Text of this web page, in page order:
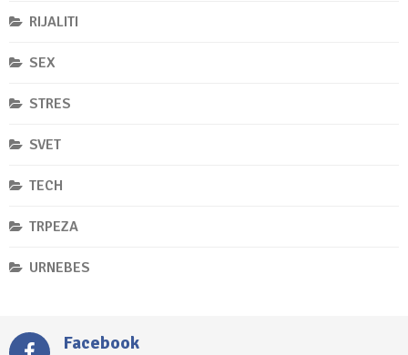
RIJALITI
SEX
STRES
SVET
TECH
TRPEZA
URNEBES
Facebook